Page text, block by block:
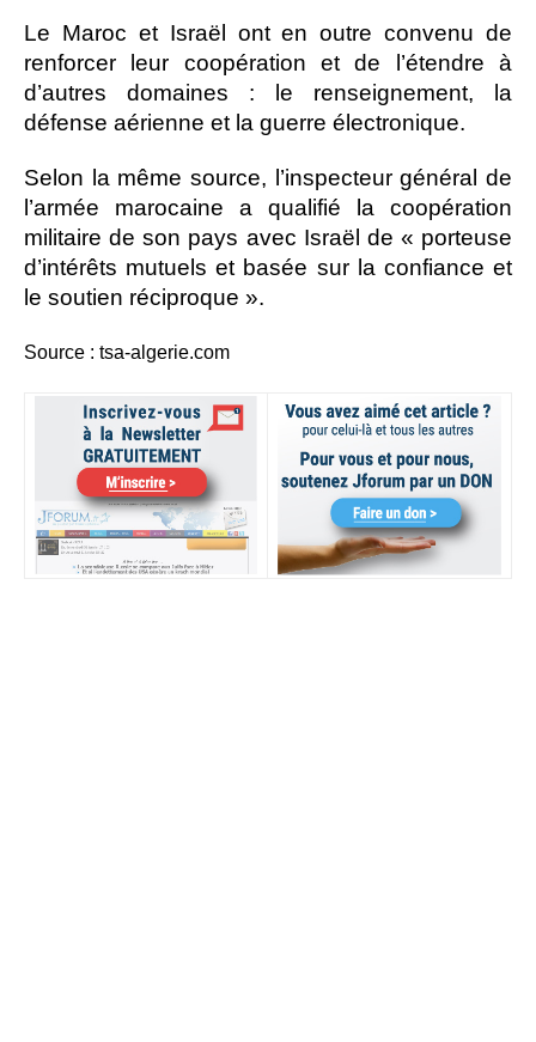
Le Maroc et Israël ont en outre convenu de
renforcer leur coopération et de l’étendre à
d’autres domaines : le renseignement, la
défense aérienne et la guerre électronique.
Selon la même source, l’inspecteur général de
l’armée marocaine a qualifié la coopération
militaire de son pays avec Israël de « porteuse
d’intérêts mutuels et basée sur la confiance et
le soutien réciproque ».
Source : tsa-algerie.com